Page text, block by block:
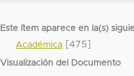
Este ítem aparece en la(s)
Académica [475]
Visualización del Documento